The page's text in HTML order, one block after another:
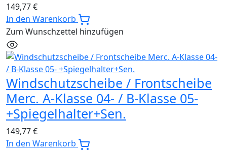
149,77€
In den Warenkorb
Zum Wunschzettel hinzufügen
Windschutzscheibe / Frontscheibe
Merc. A-Klasse 04- / B-Klasse 05-
+Spiegelhalter+Sen.
149,77€
In den Warenkorb